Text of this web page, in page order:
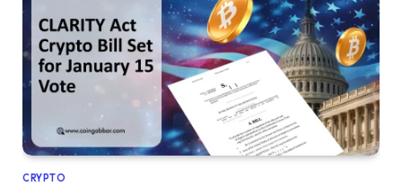
CRYPTO